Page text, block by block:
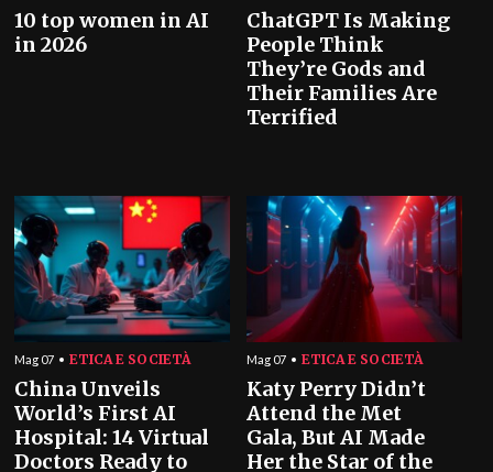
10 top women in AI
in 2026
ChatGPT Is Making
People Think
They’re Gods and
Their Families Are
Terrified
Mag 07 ETICA E SOCIETÀ
China Unveils
World’s First AI
Hospital: 14 Virtual
Doctors Ready to
Mag 07 ETICA E SOCIETÀ
Katy Perry Didn’t
Attend the Met
Gala, But AI Made
Her the Star of the